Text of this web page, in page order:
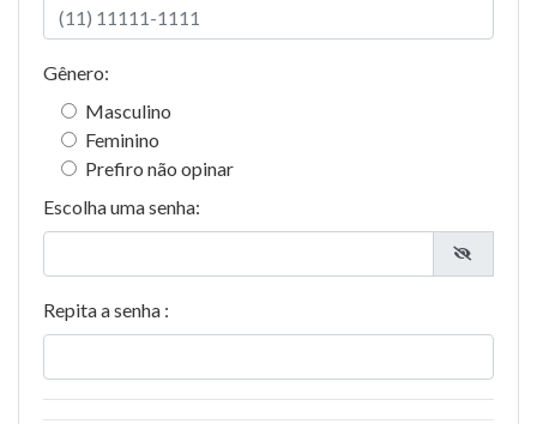
Gênero:
Masculino
Feminino
Prefiro não opinar
Escolha uma senha:
Repita a senha :